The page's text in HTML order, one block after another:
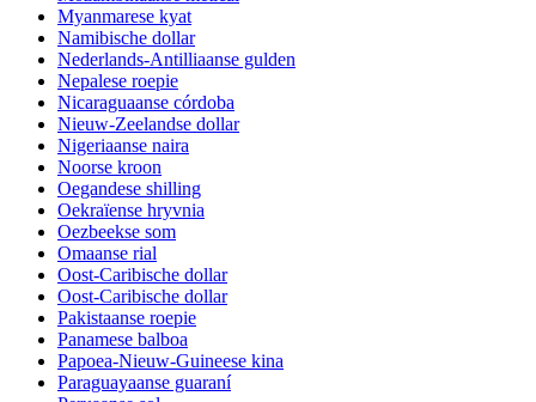
Myanmarese kyat
Namibische dollar
Nederlands-Antilliaanse gulden
Nepalese roepie
Nicaraguaanse córdoba
Nieuw-Zeelandse dollar
Nigeriaanse naira
Noorse kroon
Oegandese shilling
Oekraïense hryvnia
Oezbeekse som
Omaanse rial
Oost-Caribische dollar
Oost-Caribische dollar
Pakistaanse roepie
Panamese balboa
Papoea-Nieuw-Guineese kina
Paraguayaanse guaraní